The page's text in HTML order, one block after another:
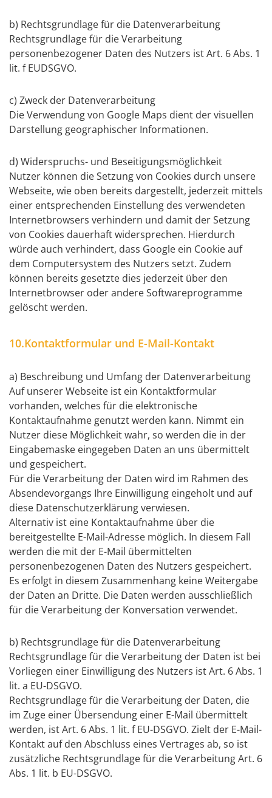
b) Rechtsgrundlage für die Datenverarbeitung
Rechtsgrundlage für die Verarbeitung
personenbezogener Daten des Nutzers ist Art. 6 Abs. 1
lit. f EUDSGVO.
c) Zweck der Datenverarbeitung
Die Verwendung von Google Maps dient der visuellen
Darstellung geographischer Informationen.
d) Widerspruchs- und Beseitigungsmöglichkeit
Nutzer können die Setzung von Cookies durch unsere
Webseite, wie oben bereits dargestellt, jederzeit mittels
einer entsprechenden Einstellung des verwendeten
Internetbrowsers verhindern und damit der Setzung
von Cookies dauerhaft widersprechen. Hierdurch
würde auch verhindert, dass Google ein Cookie auf
dem Computersystem des Nutzers setzt. Zudem
können bereits gesetzte dies jederzeit über den
Internetbrowser oder andere Softwareprogramme
gelöscht werden.
10.Kontaktformular und E-Mail-Kontakt
a) Beschreibung und Umfang der Datenverarbeitung
Auf unserer Webseite ist ein Kontaktformular
vorhanden, welches für die elektronische
Kontaktaufnahme genutzt werden kann. Nimmt ein
Nutzer diese Möglichkeit wahr, so werden die in der
Eingabemaske eingegeben Daten an uns übermittelt
und gespeichert.
Für die Verarbeitung der Daten wird im Rahmen des
Absendevorgangs Ihre Einwilligung eingeholt und auf
diese Datenschutzerklärung verwiesen.
Alternativ ist eine Kontaktaufnahme über die
bereitgestellte E-Mail-Adresse möglich. In diesem Fall
werden die mit der E-Mail übermittelten
personenbezogenen Daten des Nutzers gespeichert.
Es erfolgt in diesem Zusammenhang keine Weitergabe
der Daten an Dritte. Die Daten werden ausschließlich
für die Verarbeitung der Konversation verwendet.
b) Rechtsgrundlage für die Datenverarbeitung
Rechtsgrundlage für die Verarbeitung der Daten ist bei
Vorliegen einer Einwilligung des Nutzers ist Art. 6 Abs. 1
lit. a EU-DSGVO.
Rechtsgrundlage für die Verarbeitung der Daten, die
im Zuge einer Übersendung einer E-Mail übermittelt
werden, ist Art. 6 Abs. 1 lit. f EU-DSGVO. Zielt der E-Mail-
Kontakt auf den Abschluss eines Vertrages ab, so ist
zusätzliche Rechtsgrundlage für die Verarbeitung Art. 6
Abs. 1 lit. b EU-DSGVO.